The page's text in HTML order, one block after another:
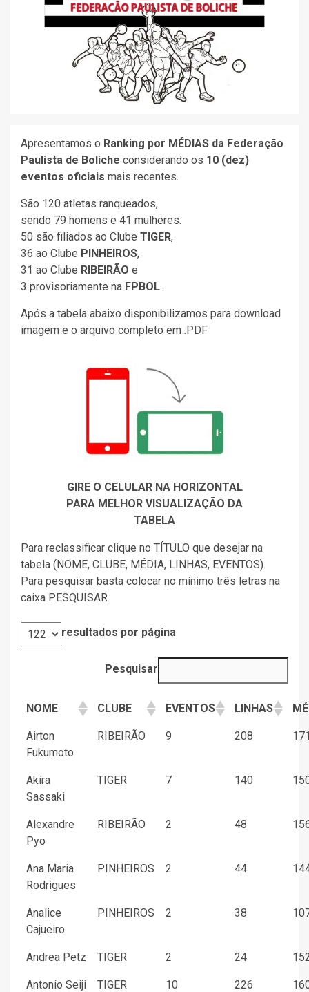
Apresentamos o Ranking por MÉDIAS da Federação
Paulista de Boliche considerando os 10 (dez)
eventos oficiais mais recentes.
São 120 atletas ranqueados,
sendo 79 homens e 41 mulheres:
50 são filiados ao Clube TIGER,
36 ao Clube PINHEIROS,
31 ao Clube RIBEIRÃO e
3 provisoriamente na FPBOL.
Após a tabela abaixo disponibilizamos para download
imagem e o arquivo completo em .PDF
GIRE O CELULAR NA HORIZONTAL
PARA MELHOR VISUALIZAÇÃO DA
TABELA
Para reclassificar clique no TÍTULO que desejar na
tabela (NOME, CLUBE, MÉDIA, LINHAS, EVENTOS).
Para pesquisar basta colocar no mínimo três letras na
caixa PESQUISAR
resultados por página
Pesquisar
NOME CLUBE EVENTOS LINHAS
Airton
Fukumoto
RIBEIRÃO 9 208
Akira
Sassaki
TIGER 7 140
Alexandre
Pyo
RIBEIRÃO 2 48
Ana Maria
Rodrigues
PINHEIROS 2 44
Analice
Cajueiro
PINHEIROS 2 38
Andrea Petz TIGER 2 24
Antonio Seiji TIGER 10 226